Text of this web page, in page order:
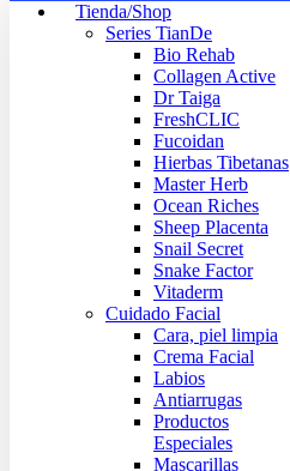
Tienda/Shop
Series TianDe
Bio Rehab
Collagen Active
Dr Taiga
FreshCLIC
Fucoidan
Hierbas Tibetanas
Master Herb
Ocean Riches
Sheep Placenta
Snail Secret
Snake Factor
Vitaderm
Cuidado Facial
Cara, piel limpia
Crema Facial
Labios
Antiarrugas
Productos
Especiales
Mascarillas